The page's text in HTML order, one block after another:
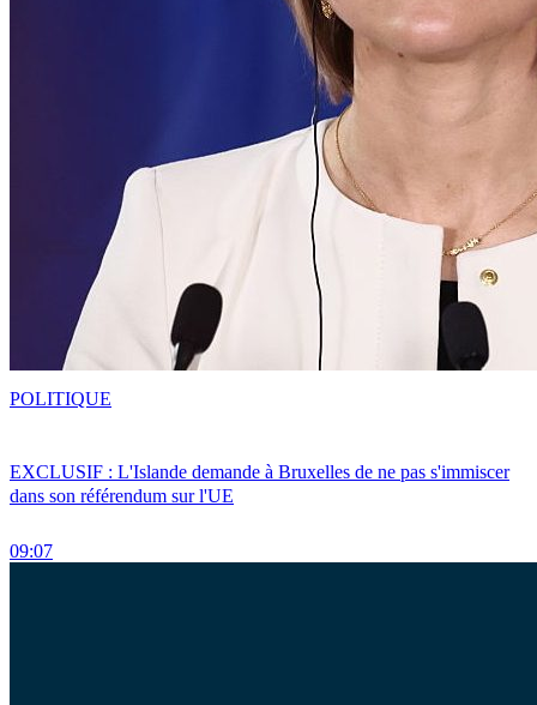
EXCLUSIF : L'Islande demande à Bruxelles de ne pas s'immiscer
dans son référendum sur l'UE
09:07
POLITIQUE